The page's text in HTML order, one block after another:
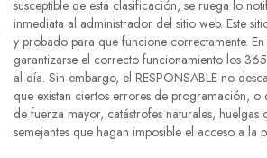
susceptible de esta clasificación, se ruega lo
inmediata al administrador del sitio web. Este
y probado para que funcione correctamente.
garantizarse el correcto funcionamiento los
al día. Sin embargo, el RESPONSABLE no
que existan ciertos errores de programación, o
de fuerza mayor, catástrofes naturales, huelgas
semejantes que hagan imposible el acceso a la